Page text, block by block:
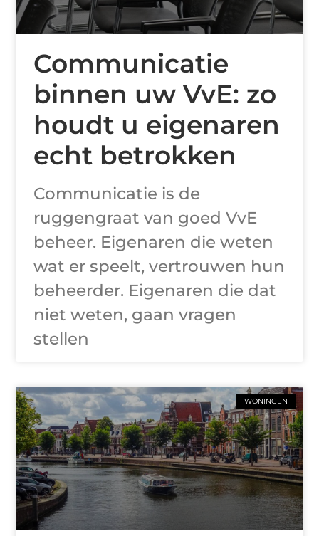
Communicatie
binnen uw VvE: zo
houdt u eigenaren
echt betrokken
Communicatie is de
ruggengraat van goed VvE
beheer. Eigenaren die weten
wat er speelt, vertrouwen hun
beheerder. Eigenaren die dat
niet weten, gaan vragen
stellen
WONINGEN